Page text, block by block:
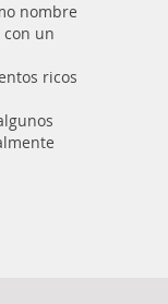
nombre
un
ricos